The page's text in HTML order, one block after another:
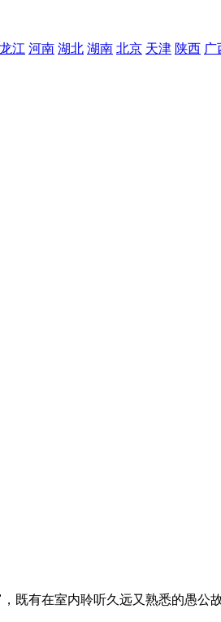
江 河南 湖北 湖南 北京 天津 陕西 广
既有在室内聆听久远又熟悉的愚公